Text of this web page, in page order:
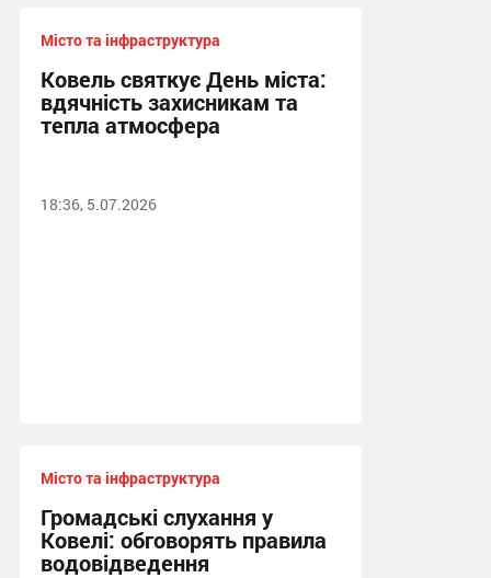
Місто та інфраструктура
Ковель святкує День міста:
вдячність захисникам та
тепла атмосфера
18:36, 5.07.2026
Місто та інфраструктура
Громадські слухання у
Ковелі: обговорять правила
водовідведення